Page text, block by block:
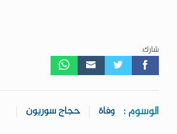
شارك:
الوسوم : وفاة حجاج سوريون